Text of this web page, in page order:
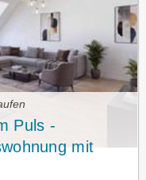
Puls -
mit
und